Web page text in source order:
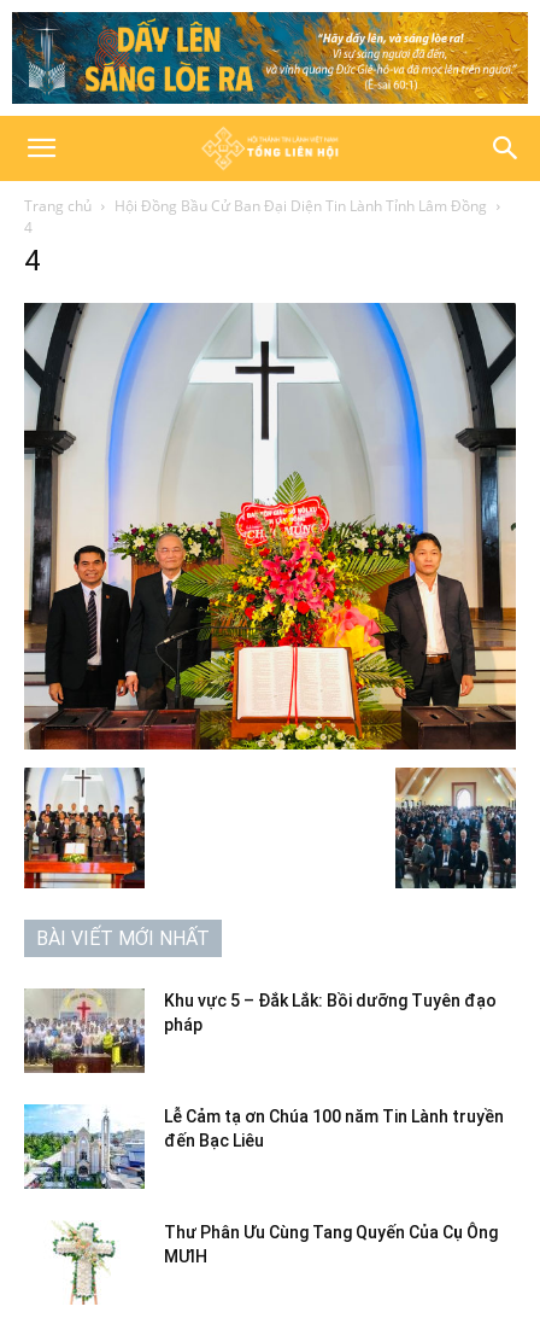
Trang chủ
Hội Đồng Bầu Cử Ban Đại Diện Tin Lành Tỉnh Lâm Đồng
4
4
BÀI VIẾT MỚI NHẤT
Khu vực 5 – Đắk Lắk: Bồi dưỡng Tuyên đạo
pháp
Lễ Cảm tạ ơn Chúa 100 năm Tin Lành truyền
đến Bạc Liêu
Thư Phân Ưu Cùng Tang Quyến Của Cụ Ông
MƯIH